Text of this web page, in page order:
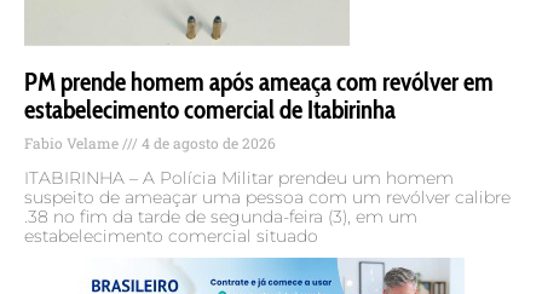
PM prende homem após ameaça com revólver em
estabelecimento comercial de Itabirinha
Fabio Velame 4 de agosto de 2026
ITABIRINHA – A Polícia Militar prendeu um homem
suspeito de ameaçar uma pessoa com um revólver calibre
.38 no fim da tarde de segunda-feira (3), em um
estabelecimento comercial situado